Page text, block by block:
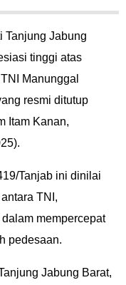
Tanjung Jabung
tinggi atas
Manunggal
resmi ditutup
Itam Kanan,
Tanjab ini dinilai
TNI,
mempercepat
pedesaan.
Jabung Barat,